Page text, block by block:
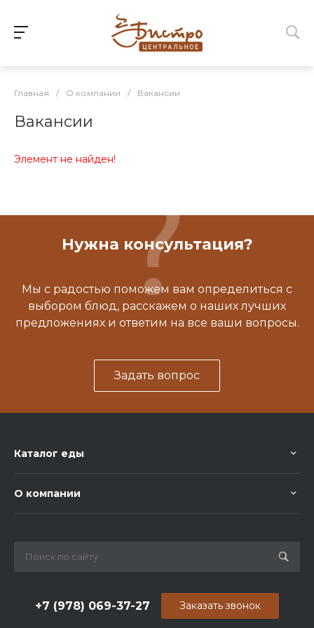
Главная / О компании / Вакансии
Вакансии
Элемент не найден!
Нужна консультация?
Мы с радостью поможем вам определиться с
выбором блюд, расскажем о наших лучших
предложениях и ответим на все ваши вопросы.
Задать вопрос
Каталог еды
О компании
+7 (978) 069-37-27 Заказать звонок